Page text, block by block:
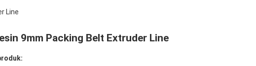
Line
9mm Packing Belt Extruder Line